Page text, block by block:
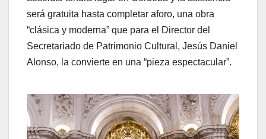
será gratuita hasta completar aforo, una obra
“clásica y moderna” que para el Director del
Secretariado de Patrimonio Cultural, Jesús Daniel
Alonso, la convierte en una “pieza espectacular”.